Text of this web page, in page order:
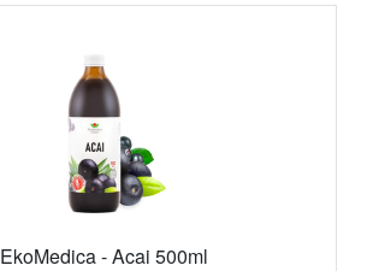
EkoMedica - Acai 500ml